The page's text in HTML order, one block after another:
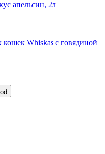
апельсин, 2л
Whiskas с говядиной